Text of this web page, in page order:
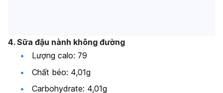
4. Sữa đậu nành không đường
Lượng calo: 79
Chất béo: 4,01g
Carbohydrate: 4,01g